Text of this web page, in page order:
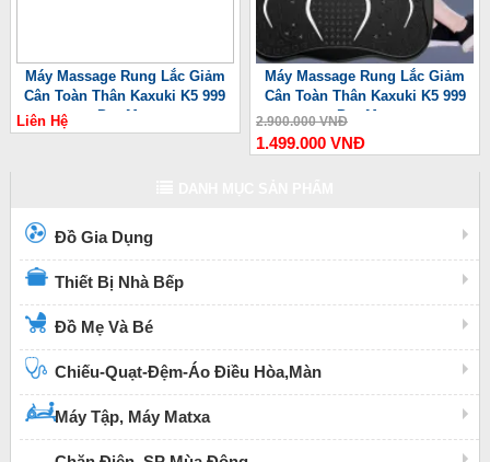
Máy Massage Rung Lắc Giảm
Cân Toàn Thân Kaxuki K5 999
Pro Max
Liên Hệ
Máy Massage Rung Lắc Giảm
Cân Toàn Thân Kaxuki K5 999
Pro Max
2.900.000 VNĐ
1.499.000 VNĐ
Đồ Gia Dụng
Thiết Bị Nhà Bếp
Đồ Mẹ Và Bé
Chiếu-Quạt-Đệm-Áo Điều Hòa,Màn
Máy Tập, Máy Matxa